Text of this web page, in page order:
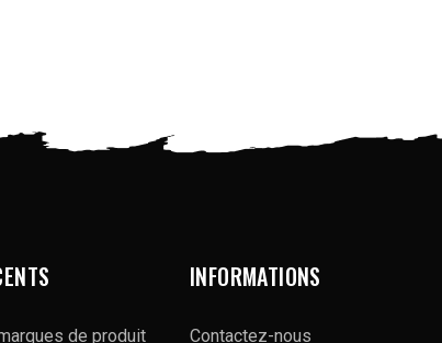
de produit
INFORMATIONS
Contactez-nous